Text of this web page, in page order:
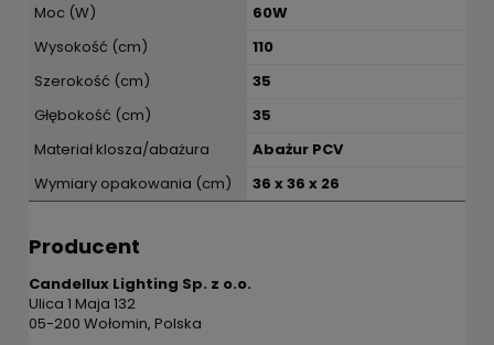
Moc (W)
60W
Wysokość (cm)
110
Szerokość (cm)
35
Głębokość (cm)
35
Materiał klosza/abażura
Abażur PCV
Wymiary opakowania (cm)
36 x 36 x 26
Producent
Candellux Lighting Sp. z o.o.
Ulica 1 Maja 132
05-200 Wołomin, Polska